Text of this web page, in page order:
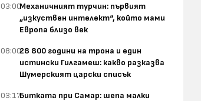
03:00Механичният турчин: първият
„изкуствен интелект“, който мами
Европа близо век
08:0028 800 години на трона и един
истински Гилгамеш: какво разказва
Шумерският царски списък
03:17Битката при Самар: шепа малки